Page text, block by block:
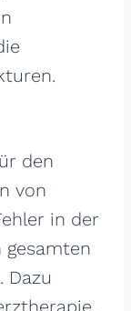
den
von
in der
gesamten
Dazu